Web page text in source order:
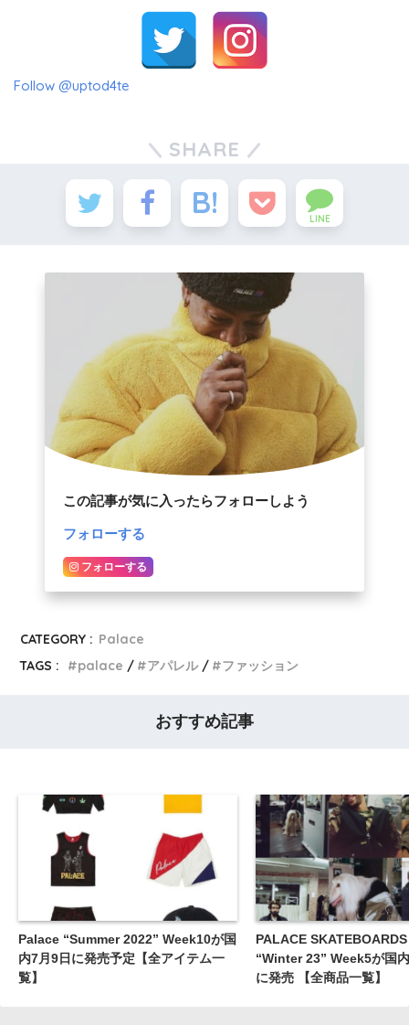
Follow @uptod4te
SHARE
LINE
この記事が気に入ったらフォローしよう
フォローする
フォローする
CATEGORY : Palace
TAGS :
palace アパレル ファッション
おすすめ記事
Palace “Summer 2022” Week10が国
内7月9日に発売予定【全アイテム一
覧】
PALACE
“Winter 23” Week5が国
に発売 【全商品一覧】